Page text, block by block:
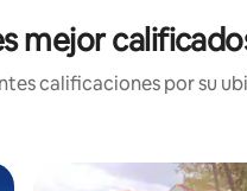
mejor
calificaciones por su